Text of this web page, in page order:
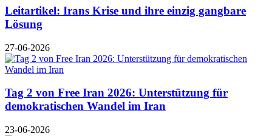
Leitartikel: Irans Krise und ihre einzig gangbare
Lösung
27-06-2026
Tag 2 von Free Iran 2026: Unterstützung für
demokratischen Wandel im Iran
23-06-2026